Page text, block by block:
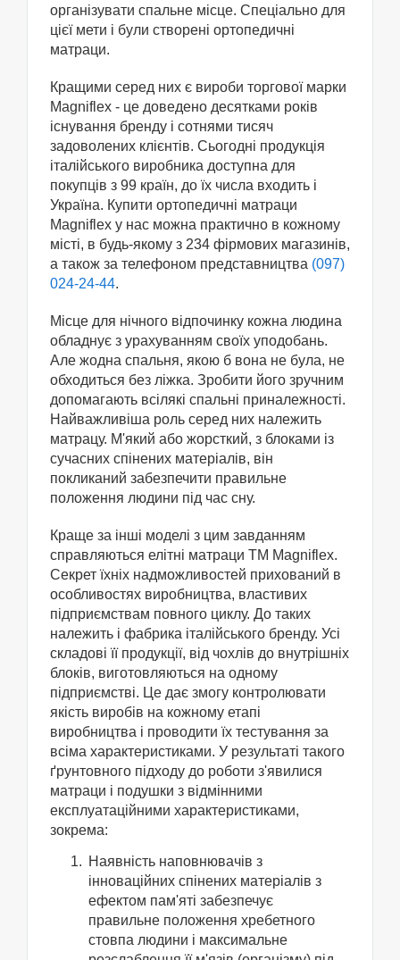
організувати спальне місце. Спеціально для
цієї мети і були створені ортопедичні
матраци.
Кращими серед них є вироби торгової марки
Magniflex - це доведено десятками років
існування бренду і сотнями тисяч
задоволених клієнтів. Сьогодні продукція
італійського виробника доступна для
покупців з 99 країн, до їх числа входить і
Україна. Купити ортопедичні матраци
Magniflex у нас можна практично в кожному
місті, в будь-якому з 234 фірмових магазинів,
а також за телефоном представництва (097)
024-24-44.
Місце для нічного відпочинку кожна людина
обладнує з урахуванням своїх уподобань.
Але жодна спальня, якою б вона не була, не
обходиться без ліжка. Зробити його зручним
допомагають всілякі спальні приналежності.
Найважливіша роль серед них належить
матрацу. М'який або жорсткий, з блоками із
сучасних спінених матеріалів, він
покликаний забезпечити правильне
положення людини під час сну.
Краще за інші моделі з цим завданням
справляються елітні матраци ТМ Magniflex.
Секрет їхніх надможливостей прихований в
особливостях виробництва, властивих
підприємствам повного циклу. До таких
належить і фабрика італійського бренду. Усі
складові її продукції, від чохлів до внутрішніх
блоків, виготовляються на одному
підприємстві. Це дає змогу контролювати
якість виробів на кожному етапі
виробництва і проводити їх тестування за
всіма характеристиками. У результаті такого
ґрунтовного підходу до роботи з'явилися
матраци і подушки з відмінними
експлуатаційними характеристиками,
зокрема:
Наявність наповнювачів з
інноваційних спінених матеріалів з
ефектом пам'яті забезпечує
правильне положення хребетного
стовпа людини і максимальне